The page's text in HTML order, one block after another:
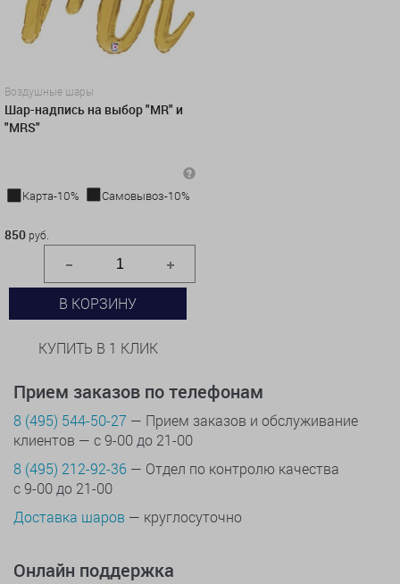
Воздушные шары
Шар-надпись на выбор "MR" и
"MRS"
Карта-10%
Самовывоз-10%
850 руб.
В КОРЗИНУ
КУПИТЬ В 1 КЛИК
Прием заказов по телефонам
8 (495) 544-50-27 — Прием заказов и обслуживание
клиентов — с 9-00 до 21-00
8 (495) 212-92-36 — Отдел по контролю качества
с 9-00 до 21-00
Доставка шаров — круглосуточно
Онлайн поддержка